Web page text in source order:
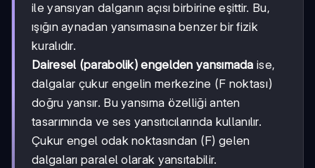
ile yansıyan dalganın açısı birbirine eşittir. Bu,
ışığın aynadan yansımasına benzer bir fizik
kuralıdır.
Dairesel (parabolik) engelden yansımada ise,
dalgalar çukur engelin merkezine (F noktası)
doğru yansır. Bu yansıma özelliği anten
tasarımında ve ses yansıtıcılarında kullanılır.
Çukur engel odak noktasından (F) gelen
dalgaları paralel olarak yansıtabilir.